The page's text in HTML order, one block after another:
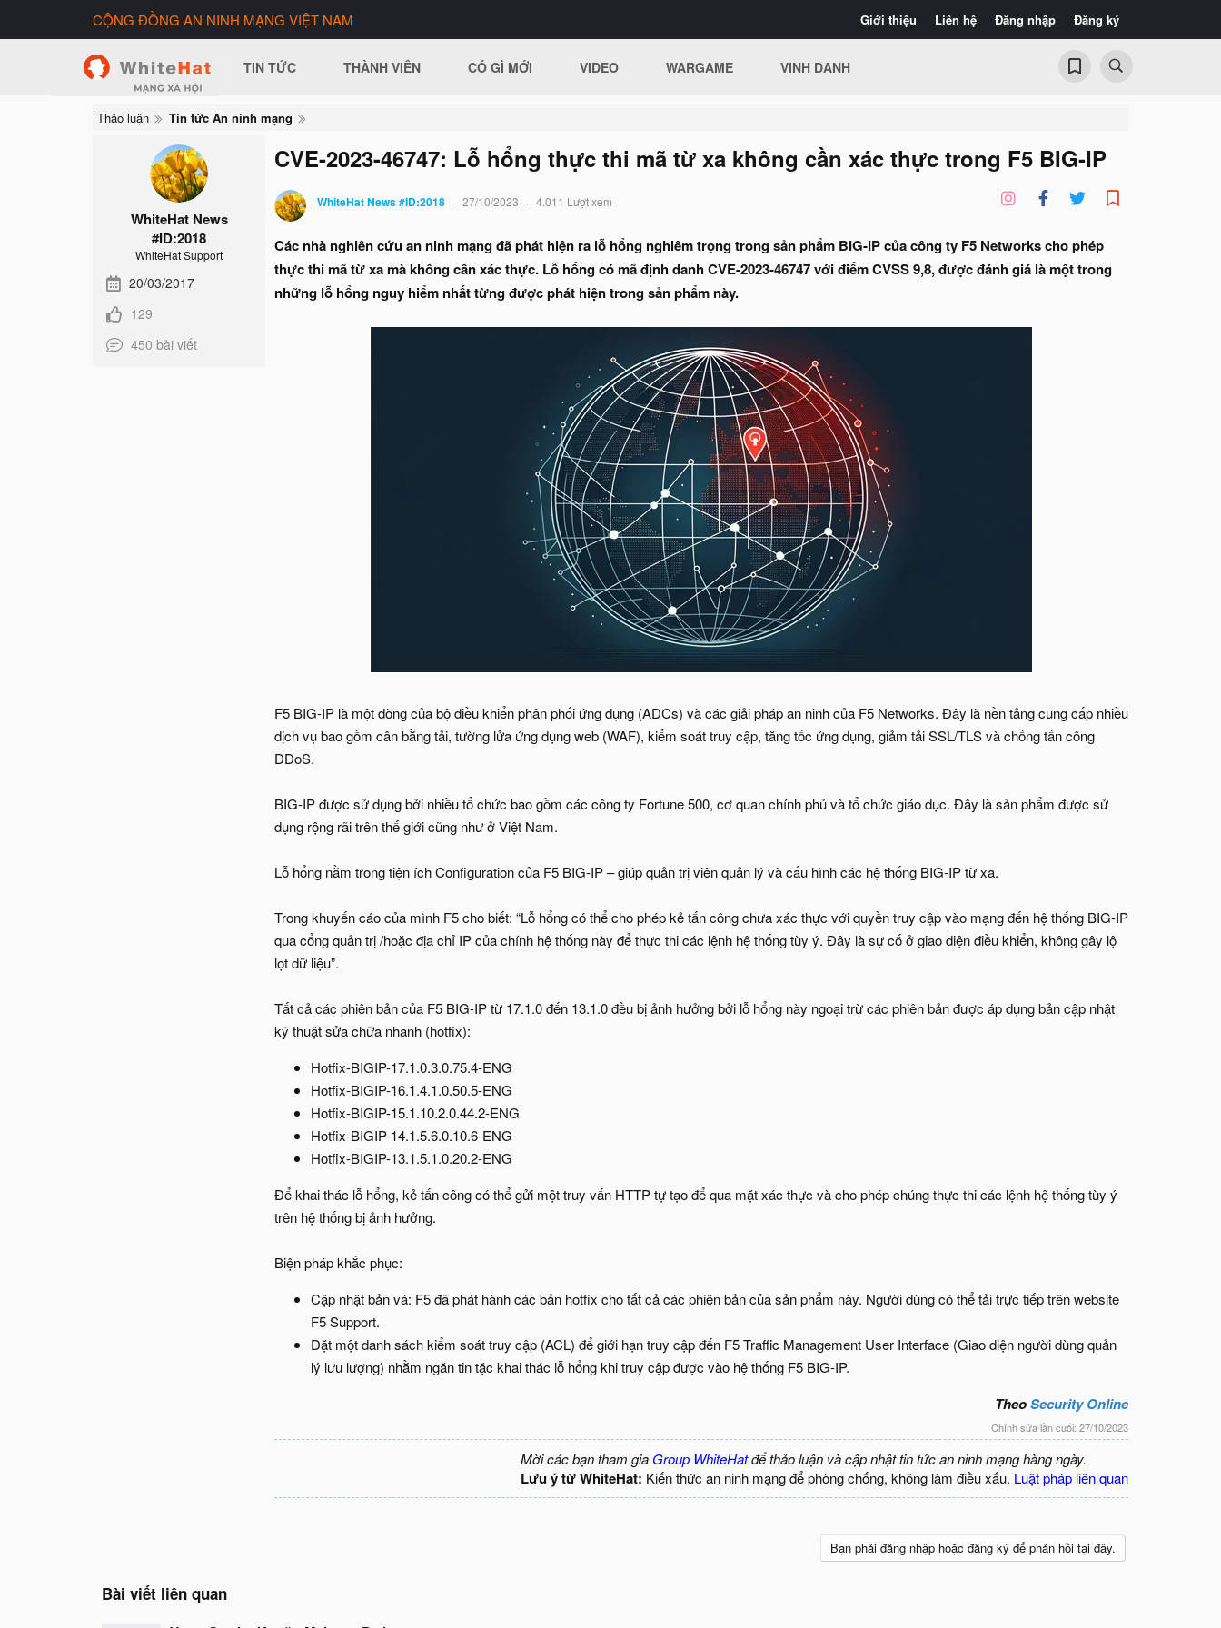
Giới thiệu Liên hệ Đăng nhập Đăng ký
CỘNG ĐỒNG AN NINH MẠNG VIỆT NAM
TIN TỨC THÀNH VIÊN CÓ GÌ MỚI VIDEO WARGAME VINH DANH
Thảo luận Tin tức An ninh mạng
WhiteHat News
#ID:2018
WhiteHat Support
20/03/2017
129
450 bài viết
CVE-2023-46747: Lỗ hổng thực thi mã từ xa không cần xác thực trong F5 BIG-IP
WhiteHat News #ID:2018 27/10/2023 4.011 Lượt xem
Các nhà nghiên cứu an ninh mạng đã phát hiện ra lỗ hổng nghiêm trọng trong sản phẩm BIG-IP của công ty F5 Networks cho phép
thực thi mã từ xa mà không cần xác thực. Lỗ hổng có mã định danh CVE-2023-46747 với điểm CVSS 9,8, được đánh giá là một trong
những lỗ hổng nguy hiểm nhất từng được phát hiện trong sản phẩm này.
F5 BIG-IP là một dòng của bộ điều khiển phân phối ứng dụng (ADCs) và các giải pháp an ninh của F5 Networks. Đây là nền tảng cung cấp nhiều
dịch vụ bao gồm cân bằng tải, tường lửa ứng dụng web (WAF), kiểm soát truy cập, tăng tốc ứng dụng, giảm tải SSL/TLS và chống tấn công
DDoS.
BIG-IP được sử dụng bởi nhiều tổ chức bao gồm các công ty Fortune 500, cơ quan chính phủ và tổ chức giáo dục. Đây là sản phẩm được sử
dụng rộng rãi trên thế giới cũng như ở Việt Nam.
Lỗ hổng nằm trong tiện ích Configuration của F5 BIG-IP – giúp quản trị viên quản lý và cấu hình các hệ thống BIG-IP từ xa.
Trong khuyến cáo của mình F5 cho biết: “Lỗ hổng có thể cho phép kẻ tấn công chưa xác thực với quyền truy cập vào mạng đến hệ thống BIG-IP
qua cổng quản trị /hoặc địa chỉ IP của chính hệ thống này để thực thi các lệnh hệ thống tùy ý. Đây là sự cố ở giao diện điều khiển, không gây lộ
lọt dữ liệu”.
Tất cả các phiên bản của F5 BIG-IP từ 17.1.0 đến 13.1.0 đều bị ảnh hưởng bởi lỗ hổng này ngoại trừ các phiên bản được áp dụng bản cập nhật
kỹ thuật sửa chữa nhanh (hotfix):
Hotfix-BIGIP-17.1.0.3.0.75.4-ENG
Hotfix-BIGIP-16.1.4.1.0.50.5-ENG
Hotfix-BIGIP-15.1.10.2.0.44.2-ENG
Hotfix-BIGIP-14.1.5.6.0.10.6-ENG
Hotfix-BIGIP-13.1.5.1.0.20.2-ENG
Để khai thác lỗ hổng, kẻ tấn công có thể gửi một truy vấn HTTP tự tạo để qua mặt xác thực và cho phép chúng thực thi các lệnh hệ thống tùy ý
trên hệ thống bị ảnh hưởng.
Biện pháp khắc phục:
Cập nhật bản vá: F5 đã phát hành các bản hotfix cho tất cả các phiên bản của sản phẩm này. Người dùng có thể tải trực tiếp trên website
F5 Support.
Đặt một danh sách kiểm soát truy cập (ACL) để giới hạn truy cập đến F5 Traffic Management User Interface (Giao diện người dùng quản
lý lưu lượng) nhằm ngăn tin tặc khai thác lỗ hổng khi truy cập được vào hệ thống F5 BIG-IP.
TheoSecurity Online
Chỉnh sửa lần cuối: 27/10/2023
Mời các bạn tham gia Group WhiteHatđể thảo luận và cập nhật tin tức an ninh mạng hàng ngày.
Lưu ý từ WhiteHat: Kiến thức an ninh mạng để phòng chống, không làm điều xấu. Luật pháp liên quan
Bạn phải đăng nhập hoặc đăng ký để phản hồi tại đây.
Bài viết liên quan